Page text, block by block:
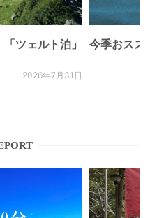
ツェルト泊」
2026年7月31日
今季おスス